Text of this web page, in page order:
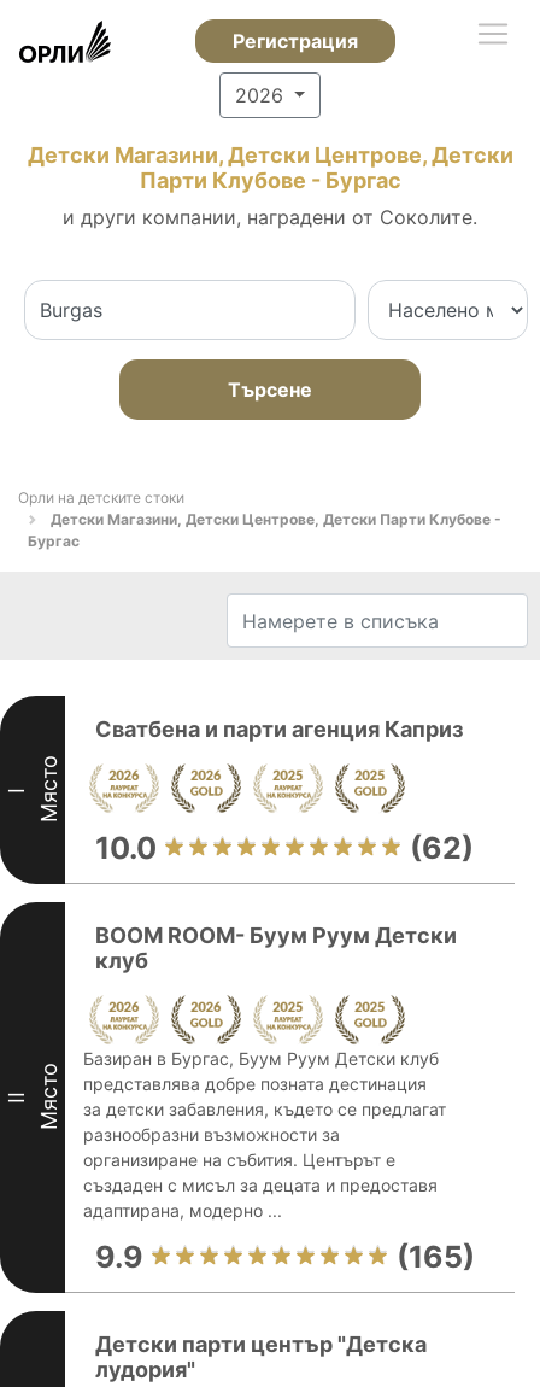
Регистрация
2026
Детски Магазини, Детски Центрове, Детски
Парти Клубове - Бургас
и други компании, наградени от Соколите.
Търсене
Орли на детските стоки
Детски Магазини, Детски Центрове, Детски Парти Клубове -
Бургас
I Място
Сватбена и парти агенция Каприз
10.0 (62)
II Място
BOOM ROOM- Буум Руум Детски
клуб
Базиран в Бургас, Буум Руум Детски клуб
представлява добре позната дестинация
за детски забавления, където се предлагат
разнообразни възможности за
организиране на събития. Центърът е
създаден с мисъл за децата и предоставя
адаптирана, модерно ...
9.9 (165)
Детски парти център "Детска
лудория"